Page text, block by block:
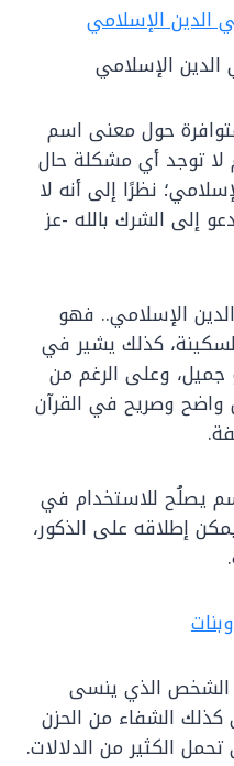
الإسلامي
حول معنى اسم
لا توجد أي مشكلة حال
نظرًا إلى أنه لا
إلى الشرك بالله -عز
الإسلامي.. فهو
كذلك يشير في
وعلى الرغم من
واضح وصريح في القرآن
يصلُح للاستخدام في
إطلاقه على الذكور،
الشخص الذي ينسى
الشفاء من الحزن
الكثير من الدلالات.